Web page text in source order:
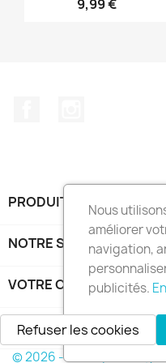
9,99 €
PRODUITS
NOTRE SOCIÉTÉ
VOTRE COMPTE
INFORMATIONS
© 2026 - Boutique en
Nous
améliorer
navigation,
publicités.
Refuser les cookies